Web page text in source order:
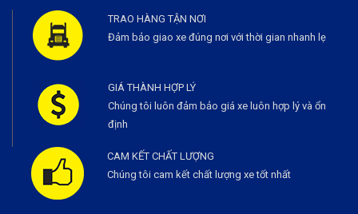
TRAO HÀNG TẬN NƠI
Đảm bảo giao xe đúng nơi với thời gian nhanh lẹ
GIÁ THÀNH HỢP LÝ
Chúng tôi luôn đảm bảo giá xe luôn hợp lý và ổn
định
CAM KẾT CHẤT LƯỢNG
Chúng tôi cam kết chất lượng xe tốt nhất